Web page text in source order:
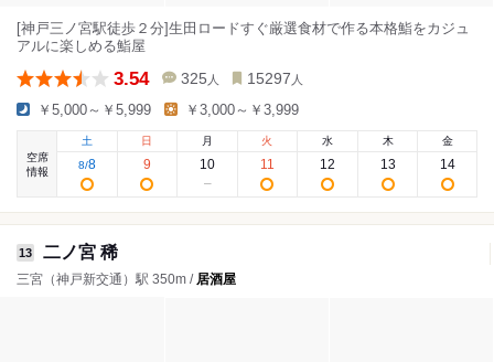
[神戸三ノ宮駅徒歩２分]生田ロードすぐ厳選食材で作る本格鮨をカジュ
アルに楽しめる鮨屋
3.54 325 人 15297 人
￥5,000～￥5,999 ￥3,000～￥3,999
空席
情報
土
8/8
日
9
月
10
火
11
水
12
木
13
金
14
13 二ノ宮 稀
三宮（神戸新交通）駅 350m / 居酒屋